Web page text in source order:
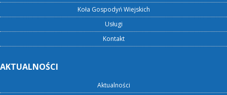
Koła Gospodyń Wiejskich
Usługi
Kontakt
AKTUALNOŚCI
Aktualności